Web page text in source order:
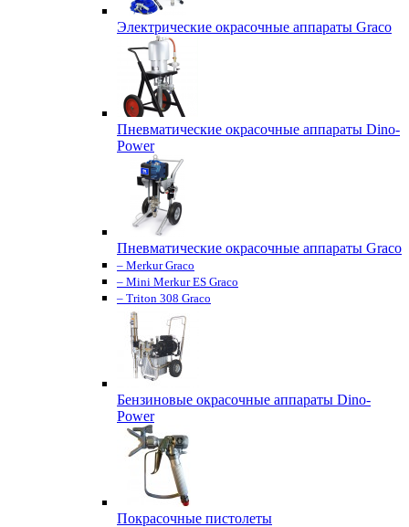
Электрические окрасочные аппараты Graco
Пневматические окрасочные аппараты Dino-
Power
Пневматические окрасочные аппараты Graco
– Merkur Graco
– Mini Merkur ES Graco
– Triton 308 Graco
Бензиновые окрасочные аппараты Dino-
Power
Покрасочные пистолеты